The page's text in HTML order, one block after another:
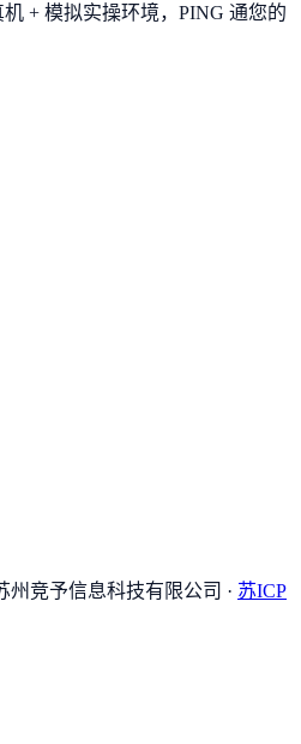
+ 模拟实操环境， PING 通您的
州竞予信息科技有限公司 · 苏ICP